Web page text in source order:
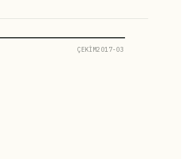
ÇEKİM2017-03